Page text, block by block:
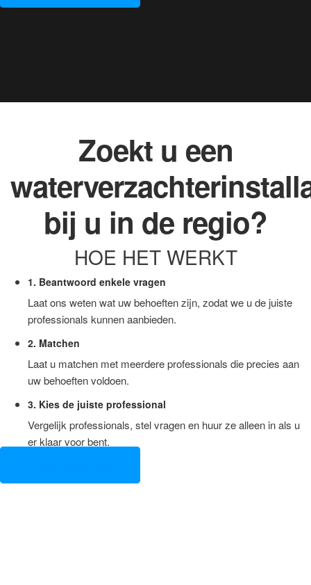
Zoekt u een
bij u in de regio?
HOE HET WERKT
1. Beantwoord enkele vragen
Laat ons weten wat uw behoeften zijn, zodat we u de juiste
professionals kunnen aanbieden.
2. Matchen
Laat u matchen met meerdere professionals die precies aan
uw behoeften voldoen.
3. Kies de juiste professional
Vergelijk professionals, stel vragen en huur ze alleen in als u
er klaar voor bent.